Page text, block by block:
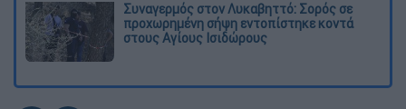
Συναγερμός στον Λυκαβηττό: Σορός σε
προχωρημένη σήψη εντοπίστηκε κοντά
στους Αγίους Ισιδώρους